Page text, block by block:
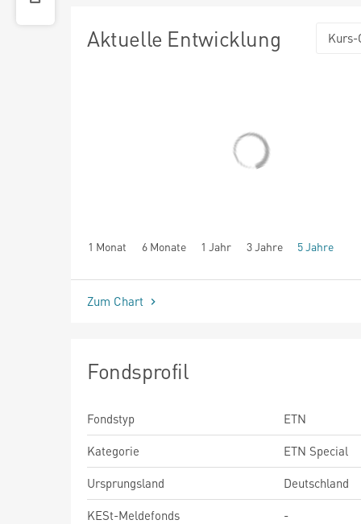
Aktuelle Entwicklung Kurs-
1 Monat 6 Monate 1 Jahr 3 Jahre 5 Jahre
seit Beginn
Zum Chart
Fondsprofil
Fondstyp
ETN
Kategorie
ETN Special
Ursprungsland
Deutschland
KESt-Meldefonds
-